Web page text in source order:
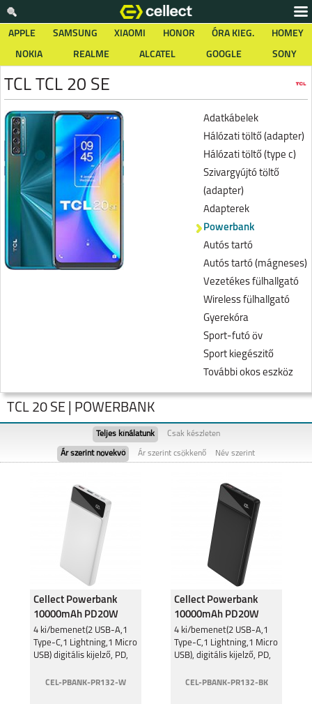
APPLE SAMSUNG XIAOMI HONOR ÓRA KIEG.
HOMEY
NOKIA
REALME ALCATEL GOOGLE SONY
TCL TCL 20 SE
Adatkábelek
Hálózati töltő (adapter)
Hálózati töltő (type c)
Szivargyújtó töltő
(adapter)
Adapterek
Powerbank
Autós tartó
Autós tartó (mágneses)
Vezetékes fülhallgató
Wireless fülhallgató
Gyerekóra
Sport-futó öv
Sport kiegészitő
További okos eszköz
TCL 505
TCL 50 TCL 20 SE
TCL 20 SE | POWERBANK
Teljes kínálatunk Csak készleten
Ár szerint növekvő Ár szerint csökkenő Név szerint
Cellect Powerbank
10000mAh PD20W
Fehér PR132
10000mAh
4 ki/bemenet(2 USB-A,1
Type-C,1 Lightning,1 Micro
USB) digitális kijelző, PD,
CEL-PBANK-PR132-W
Cellect Powerbank
10000mAh PD20W
Fekete PR132
10000mAh
4 ki/bemenet(2 USB-A,1
Type-C,1 Lightning,1 Micro
USB), digitális kijelző, PD,
CEL-PBANK-PR132-BK